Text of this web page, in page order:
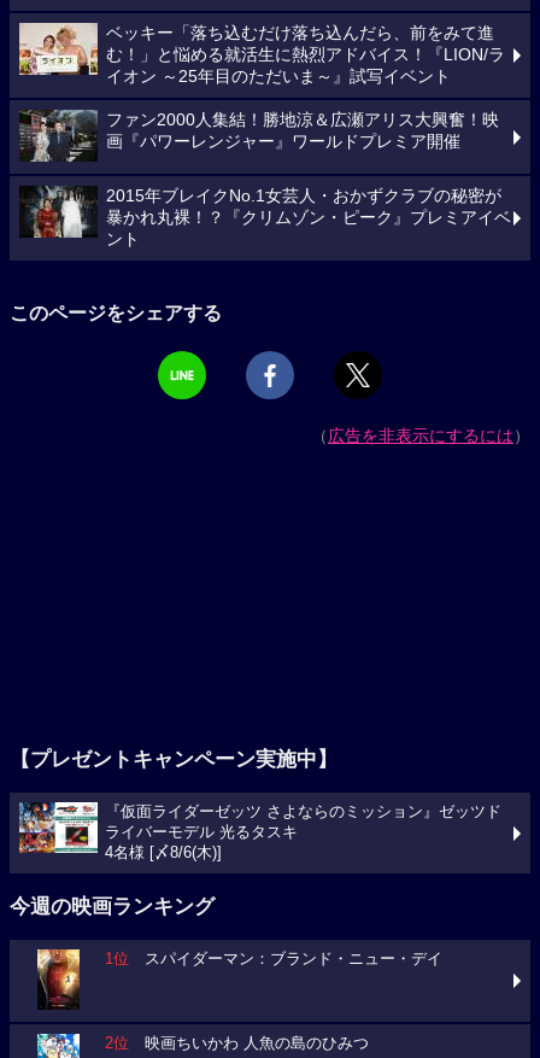
ベッキー「落ち込むだけ落ち込んだら、前をみて進
む！」と悩める就活生に熱烈アドバイス！『LION/ラ
イオン ～25年目のただいま～』試写イベント
ファン2000人集結！勝地涼＆広瀬アリス大興奮！映
画『パワーレンジャー』ワールドプレミア開催
2015年ブレイクNo.1女芸人・おかずクラブの秘密が
暴かれ丸裸！？『クリムゾン・ピーク』プレミアイベ
ント
このページをシェアする
（広告を非表示にするには）
【プレゼントキャンペーン実施中】
『仮面ライダーゼッツ さよならのミッション』ゼッツド
ライバーモデル 光るタスキ
4名様 [〆8/6(木)]
今週の映画ランキング
1位 スパイダーマン：ブランド・ニュー・デイ
2位 映画ちいかわ 人魚の島のひみつ